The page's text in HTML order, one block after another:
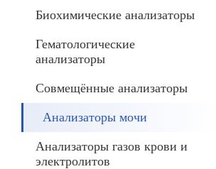
Биохимические анализаторы
Гематологические
анализаторы
Совмещённые анализаторы
Анализаторы мочи
Анализаторы газов крови и
электролитов